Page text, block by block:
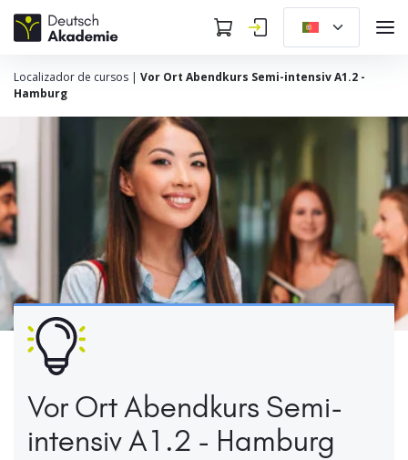
Localizador de cursos | Vor Ort Abendkurs Semi-intensiv A1.2 -
Hamburg
Vor Ort Abendkurs Semi-
intensiv A1.2 - Hamburg